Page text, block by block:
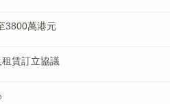
3800萬港元
賃訂立協議